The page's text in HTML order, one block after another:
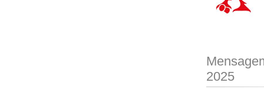
2025